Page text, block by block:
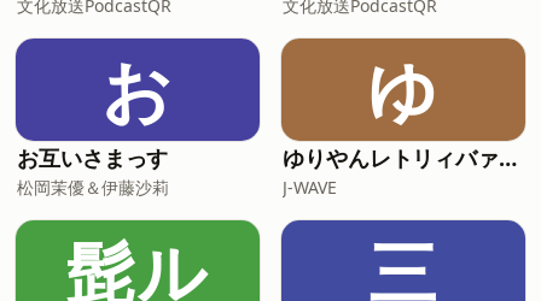
どの国で生まれたかった？」／関西か東
京で生まれたかった／ストレ
文化放送PodcastQR 文化放送PodcastQR
お
お互いさまっす
松岡茉優＆伊藤沙莉
ゆ
ゆりやんレトリィバァの最近どう？
J-WAVE
髭ル 三